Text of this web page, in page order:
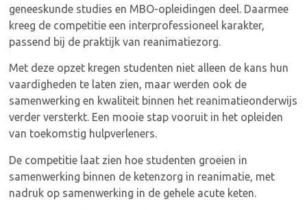
geneeskunde studies en MBO-opleidingen deel. Daarmee
kreeg de competitie een interprofessioneel karakter,
passend bij de praktijk van reanimatiezorg.
Met deze opzet kregen studenten niet alleen de kans hun
vaardigheden te laten zien, maar werden ook de
samenwerking en kwaliteit binnen het reanimatieonderwijs
verder versterkt. Een mooie stap vooruit in het opleiden
van toekomstig hulpverleners.
De competitie laat zien hoe studenten groeien in
samenwerking binnen de ketenzorg in reanimatie, met
nadruk op samenwerking in de gehele acute keten.